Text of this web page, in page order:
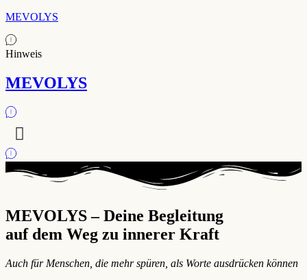
MEVOLYS
Hinweis
MEVOLYS
MEVOLYS – Deine Begleitung
auf dem Weg zu innerer Kraft
Auch für Menschen, die mehr spüren, als Worte ausdrücken können